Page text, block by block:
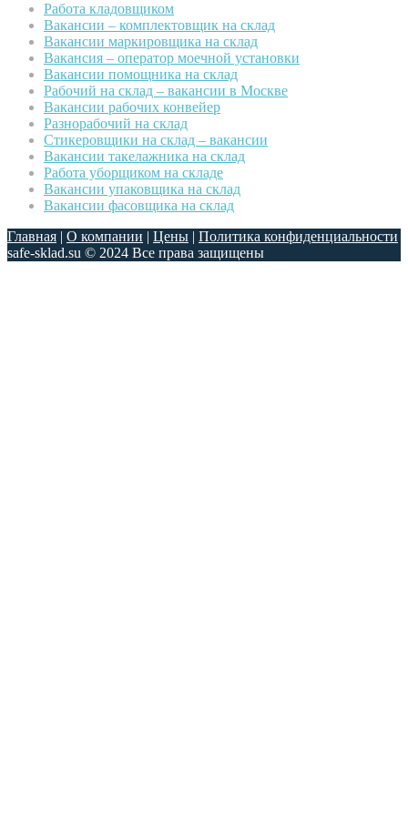
Работа кладовщиком
Вакансии – комплектовщик на склад
Вакансии маркировщика на склад
Вакансия – оператор моечной установки
Вакансии помощника на склад
Рабочий на склад – вакансии в Москве
Вакансии рабочих конвейер
Разнорабочий на склад
Стикеровщики на склад – вакансии
Вакансии такелажника на склад
Работа уборщиком на складе
Вакансии упаковщика на склад
Вакансии фасовщика на склад
Главная | О компании | Цены | Политика конфиденциальности
safe-sklad.su © 2024 Все права защищены